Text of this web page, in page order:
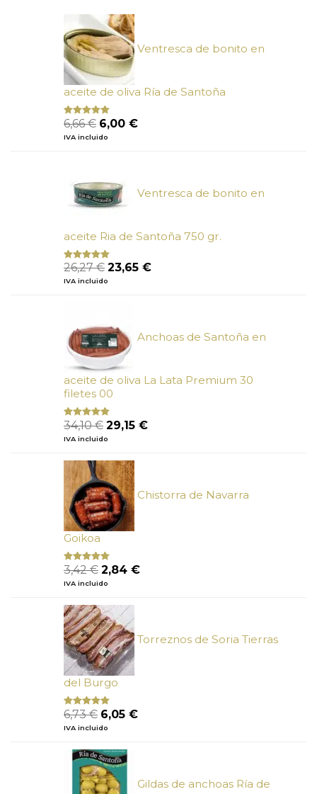
Ventresca de bonito en
aceite de oliva Ría de Santoña
Valorado
con
de 5
6,66€ El
precio
6,00 €El
IVA incluido
Ventresca de bonito en
aceite Ria de Santoña 750 gr.
Valorado
con
5
26,27€ El
precio
23,65 €El
IVA incluido
Anchoas de Santoña en
aceite de oliva La Lata Premium 30
filetes 00
Valorado
con
de 5
34,10€ El
precio
era:
34,10 €.
29,15 €El
IVA incluido
Chistorra de Navarra
Goikoa
Valorado
con
de 5
3,42€ El
precio
era:
3,42 €.
2,84 €El
IVA incluido
Torreznos de Soria Tierras
del Burgo
Valorado
con
de
5
6,73€ El
precio
era:
6,73 €.
6,05 €El
IVA incluido
Gildas de anchoas Ría de